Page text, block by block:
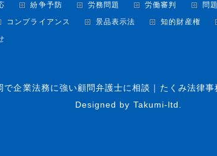
紛争予防 労務問題 労働審判 問
コンプライアンス 景品表示法 知的財産権
で企業法務に強い顧問弁護士に相談｜たくみ法律事
Designed by Takumi-ltd.